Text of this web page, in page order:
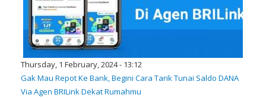
Thursday, 1 February, 2024 - 13:12
Gak Mau Repot Ke Bank, Begini Cara Tarik Tunai Saldo DANA
Via Agen BRILink Dekat Rumahmu